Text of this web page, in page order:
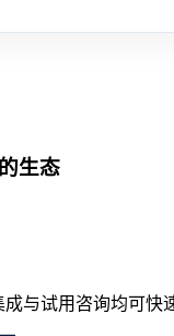
生态
与试用咨询均可快